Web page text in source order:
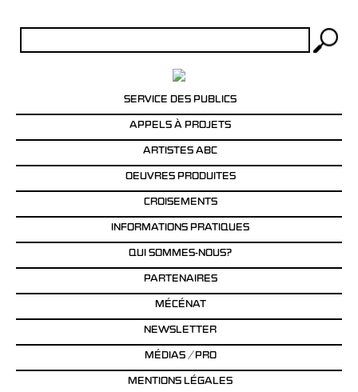
SERVICE DES PUBLICS
APPELS À PROJETS
ARTISTES ABC
OEUVRES PRODUITES
CROISEMENTS
INFORMATIONS PRATIQUES
QUI SOMMES-NOUS?
PARTENAIRES
MÉCÉNAT
NEWSLETTER
MÉDIAS / PRO
MENTIONS LÉGALES